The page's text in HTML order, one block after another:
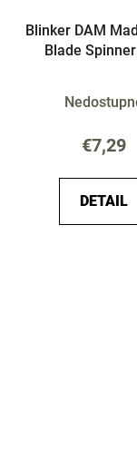
Blinker DAM
Blade
€7,29
DETAIL